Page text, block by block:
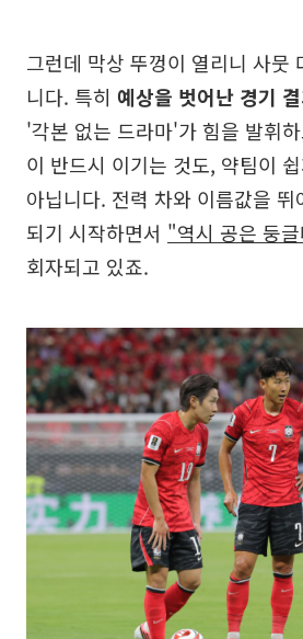
그런데 막상 뚜껑이 열리니 사뭇
니다. 특히 예상을 벗어난 경기
'각본 없는 드라마'가 힘을 발휘
이 반드시 이기는 것도, 약팀이
아닙니다. 전력 차와 이름값을 뛰
되기 시작하면서 "역시 공은 둥
회자되고 있죠.